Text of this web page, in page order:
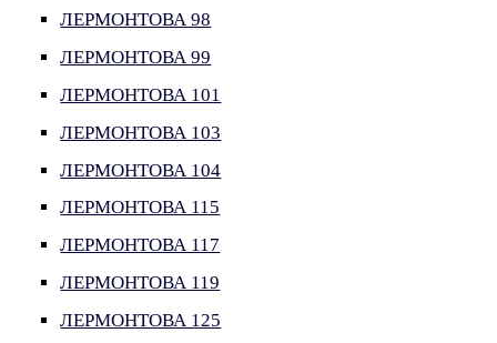
ЛЕРМОНТОВА 98
ЛЕРМОНТОВА 99
ЛЕРМОНТОВА 101
ЛЕРМОНТОВА 103
ЛЕРМОНТОВА 104
ЛЕРМОНТОВА 115
ЛЕРМОНТОВА 117
ЛЕРМОНТОВА 119
ЛЕРМОНТОВА 125